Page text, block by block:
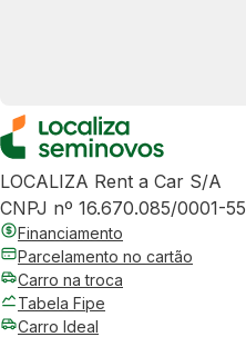
LOCALIZA Rent a Car S/A
CNPJ nº 16.670.085/0001-55
Financiamento
Parcelamento no cartão
Carro na troca
Tabela Fipe
Carro Ideal